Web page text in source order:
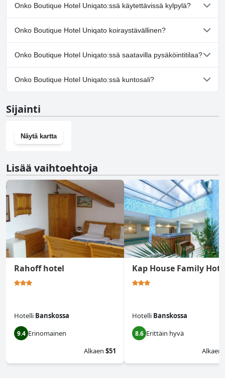
Onko Boutique Hotel Uniqato:ssä käytettävissä kylpylä?
Kyllä, Boutique Hotel Uniqato tarjoaa kylpylän.
Onko Boutique Hotel Uniqato koiraystävällinen?
Ei, Boutique Hotel Uniqato ei salli koiria.
Onko Boutique Hotel Uniqato:ssä saatavilla pysäköintitilaa?
Kyllä, Boutique Hotel Uniqato tarjoaa pysäköintimahdollisuuden.
Onko Boutique Hotel Uniqato:ssä kuntosali?
Sijainti
Näytä kartta
Lisää vaihtoehtoja
Rahoff hotel
Hotelli Banskossa
9.4 Erinomainen
Alkaen $51
Kap House Family
Hotelli Banskossa
8.6 Erittäin hyvä
Alkaen